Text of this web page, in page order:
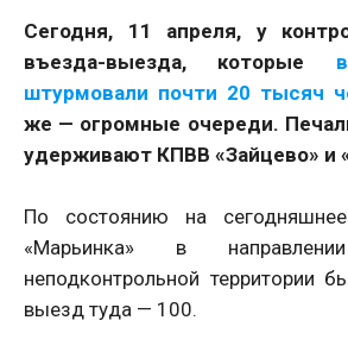
Сегодня, 11 апреля, у
въезда-выезда, которые
штурмовали почти 20 тысяч
же — огромные очереди.
удерживают КПВВ «Зайцево» и
По состоянию на
«Марьинка» в
неподконтрольной территории
выезд туда — 100.